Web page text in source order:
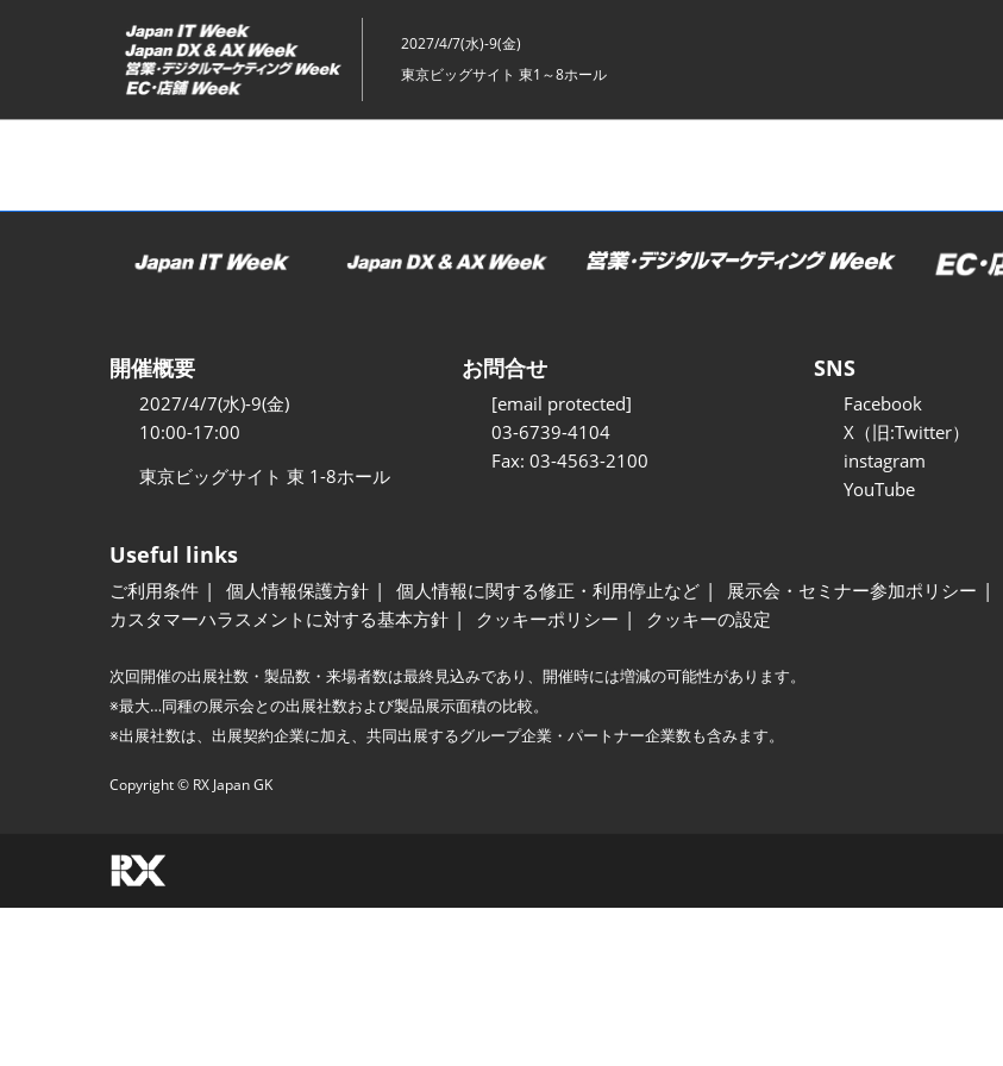
ッ
2027/4/7(水)-9(金)
東京ビッグサイト 東1～8ホール
開催概要
2027/4/7(水)-9(金)
10:00-17:00
東京ビッグサイト 東 1-8ホール
お問合せ
[email protected]
03-6739-4104
Fax: 03-4563-2100
SNS
Facebook
X（旧:Twitter）
instagram
YouTube
Useful links
ご利用条件 個人情報保護方針 個人情報に関する修正・利用停止など 展示会・セミナー参加ポリシー
カスタマーハラスメントに対する基本方針
クッキーポリシー クッキーの設定
次回開催の出展社数・製品数・来場者数は最終見込みであり、開催時には増減の可能性があります。
※最大…同種の展示会との出展社数および製品展示面積の比較。
※出展社数は、出展契約企業に加え、共同出展するグループ企業・パートナー企業数も含みます。
Copyright © RX Japan GK